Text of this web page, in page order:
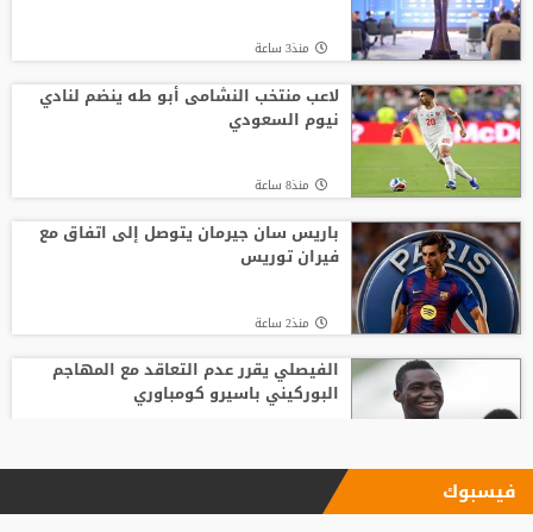
منذ3 ساعة
لاعب منتخب النشامى أبو طه ينضم لنادي
نيوم السعودي
منذ8 ساعة
باريس سان جيرمان يتوصل إلى اتفاق مع
فيران توريس
منذ2 ساعة
الفيصلي يقرر عدم التعاقد مع المهاجم
البوركيني باسيرو كومباوري
ليفربول يحسم صفقة أراخو لاعب برشلونة فيسبوك